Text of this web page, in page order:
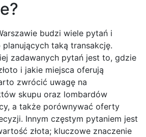
budzi wiele pytań i
taką transakcję.
zadawanych pytań jest to, gdzie
i jakie miejsca oferują
zwrócić uwagę na
skupu oraz lombardów
a także porównywać oferty
Innym częstym pytaniem jest
złota; kluczowe znaczenie